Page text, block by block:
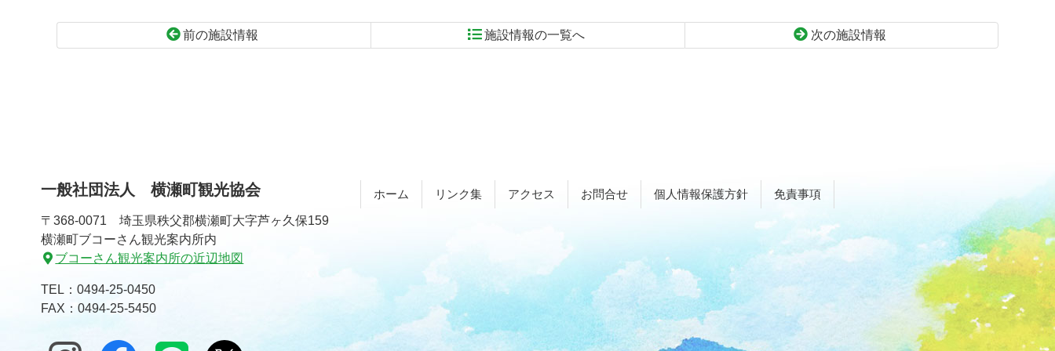
前の施設情報 施設情報の一覧へ
次の施設情報
の
頭
へ
戻
る
戻
一般社団法人 横瀬町観光協会
〒368-0071 埼玉県秩父郡横瀬町大字芦ヶ久保159
横瀬町ブコーさん観光案内所内
ブコーさん観光案内所の近辺地図
TEL： 0494-25-0450
FAX：0494-25-5450
ホーム リンク集 アクセス お問合せ 個人情報保護方針 免責事項